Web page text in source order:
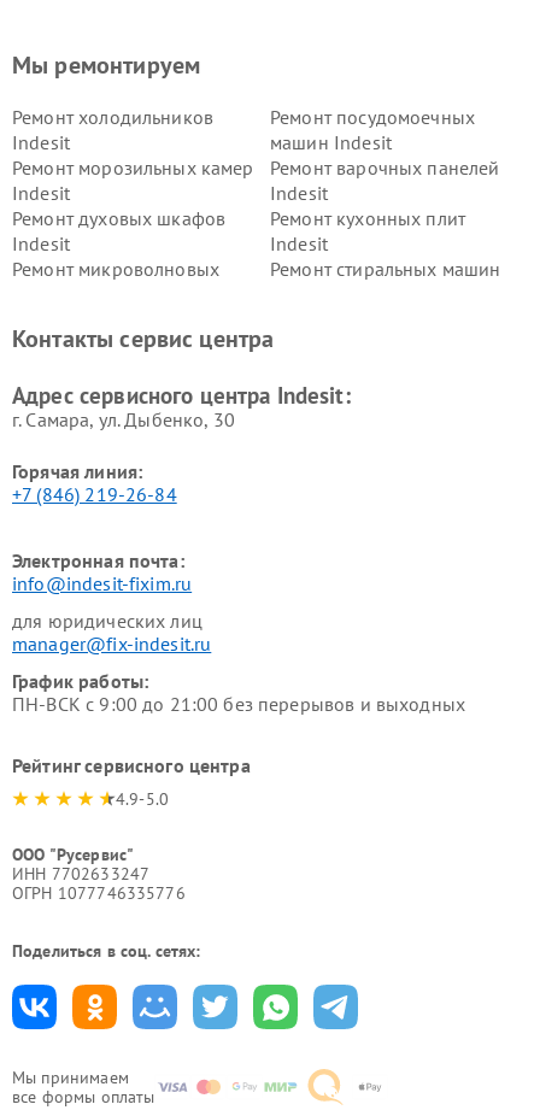
Мы принимаем
все формы оплаты
Мы ремонтируем
Ремонт холодильников
Indesit
Ремонт посудомоечных
машин Indesit
Ремонт морозильных камер
Indesit
Ремонт варочных панелей
Indesit
Ремонт духовых шкафов
Indesit
Ремонт кухонных плит
Indesit
Ремонт микроволновых
Ремонт стиральных машин
Indesit
Indesit
Контакты сервис центра
Адрес сервисного центра Indesit:
г. Самара, ул. Дыбенко, 30
Горячая линия:
+7 (846) 219-26-84
Электронная почта:
info@indesit-fixim.ru
для юридических лиц
manager@fix-indesit.ru
График работы:
ПН-ВСК с 9:00 до 21:00 без перерывов и выходных
Рейтинг сервисного центра
4.9-5.0
ООО "Русервис"
ИНН 7702633247
ОГРН 1077746335776
Поделиться в соц. сетях: